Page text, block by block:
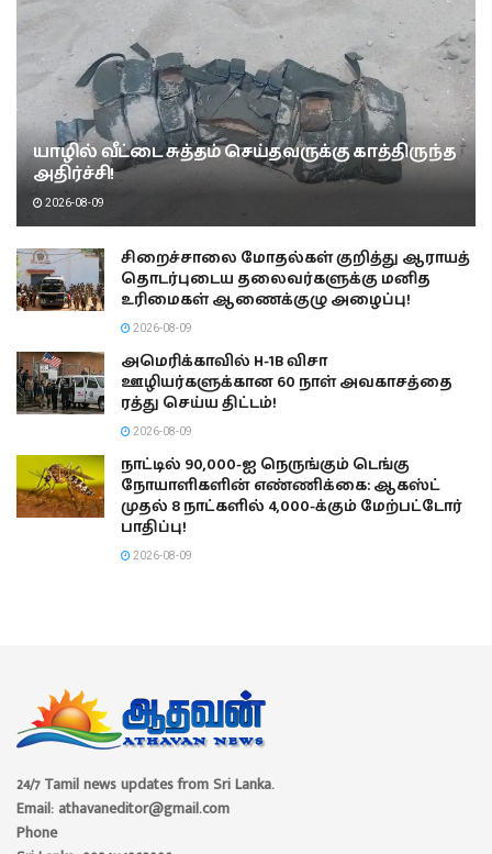
யாழில் வீட்டை சுத்தம் செய்தவருக்கு காத்திருந்த
அதிர்ச்சி!
2026-08-09
சிறைச்சாலை மோதல்கள் குறித்து ஆராயத்
தொடர்புடைய தலைவர்களுக்கு மனித
உரிமைகள் ஆணைக்குழு அழைப்பு!
2026-08-09
அமெரிக்காவில் H-1B விசா
ஊழியர்களுக்கான 60 நாள் அவகாசத்தை
ரத்து செய்ய திட்டம்!
2026-08-09
நாட்டில் 90,000-ஐ நெருங்கும் டெங்கு
நோயாளிகளின் எண்ணிக்கை: ஆகஸ்ட்
முதல் 8 நாட்களில் 4,000-க்கும் மேற்பட்டோர்
பாதிப்பு!
2026-08-09
24/7 Tamil news updates from Sri Lanka.
Email: athavaneditor@gmail.com
Phone